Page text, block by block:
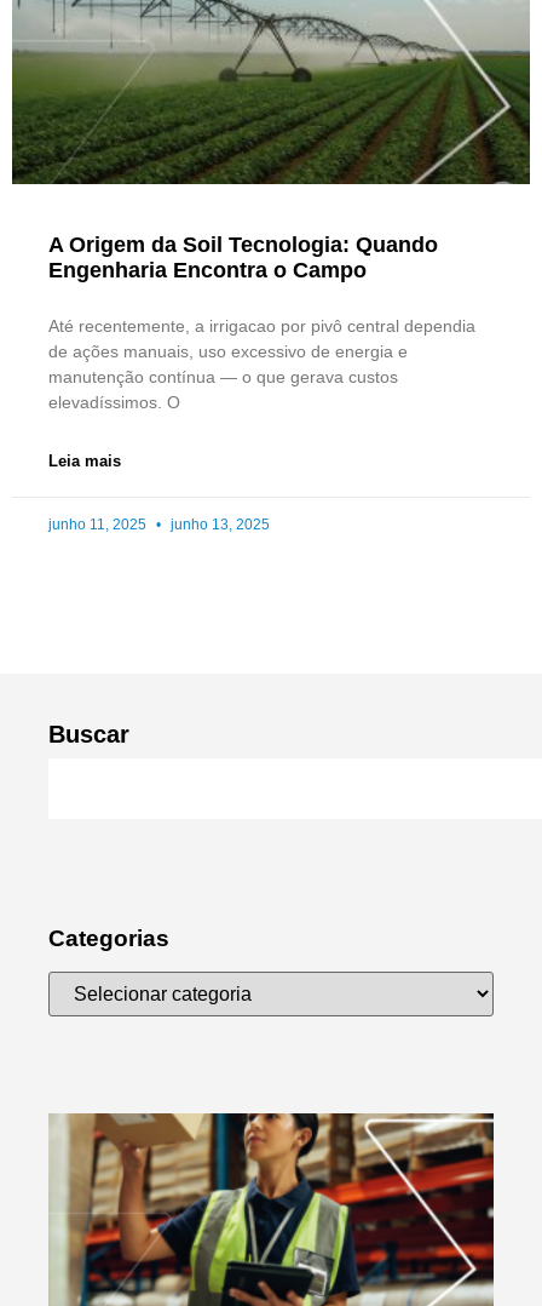
Buscar
Categorias
A Origem da Soil Tecnologia: Quando
Engenharia Encontra o Campo
Até recentemente, a irrigacao por pivô central dependia
de ações manuais, uso excessivo de energia e
manutenção contínua — o que gerava custos
elevadíssimos. O
Leia mais
junho 11, 2025 junho 13, 2025